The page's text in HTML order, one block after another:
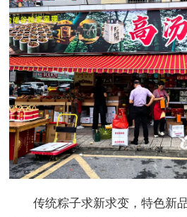
传统粽子求新求变，特色新品